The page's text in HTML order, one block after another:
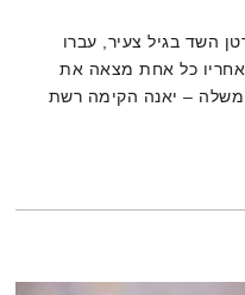
השד בגיל צעיר, עברו
כל אחת מצאה את
– יאנה הקימה רשת